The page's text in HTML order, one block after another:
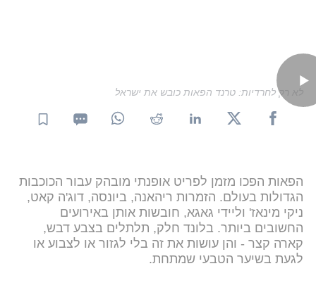
לא רק לחרדיות: טרנד הפאות כובש את ישראל
הפאות הפכו מזמן לפריט אופנתי מובהק עבור הכוכבות
הגדולות בעולם. הזמרות ריהאנה, ביונסה, דוג'ה קאט,
ניקי מינאז' וליידי גאגא, חובשות אותן באירועים
החשובים ביותר. בלונד חלק, תלתלים בצבע דבש,
קארה קצר - והן עושות את זה בלי לגזור או לצבוע או
לגעת בשיער הטבעי שמתחת.